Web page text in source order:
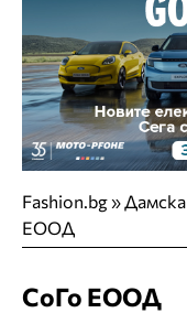
Fashion.bg»
ЕООД
СоГо ЕООД